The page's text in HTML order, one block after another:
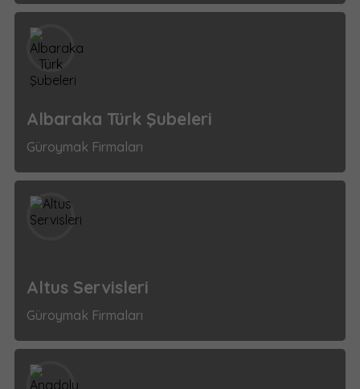
Albaraka Türk Şubeleri
Güroymak Firmaları
Altus Servisleri
Güroymak Firmaları